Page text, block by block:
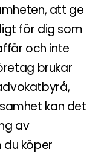
att ge
för dig som
och inte
brukar
kan det
av
köper